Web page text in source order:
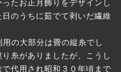
たお正月飾りをデザインし
のうちに茹でて剥いだ繊維
の大部分は畳の縦糸でし
糸がありましたが、こうし
代用され昭和３０年頃まで